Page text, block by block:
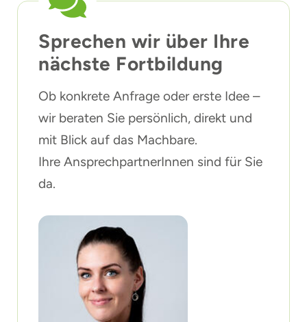
Sprechen wir über Ihre
nächste Fortbildung
Ob konkrete Anfrage oder erste Idee –
wir beraten Sie persönlich, direkt und
mit Blick auf das Machbare.
Ihre AnsprechpartnerInnen sind für Sie
da.